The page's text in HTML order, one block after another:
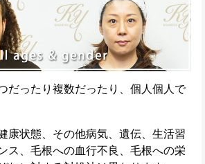
だったり複数だったり、個人個人で
康状態、その他病気、遺伝、生活習
ス、毛根への血行不良、毛根への栄